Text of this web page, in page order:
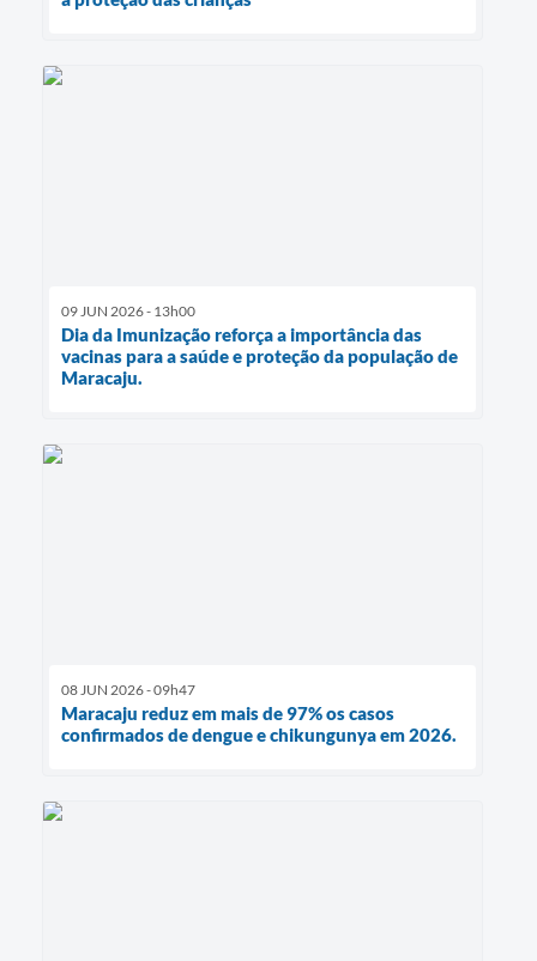
09 JUN 2026 - 13h00
Dia da Imunização reforça a importância das
vacinas para a saúde e proteção da população de
Maracaju.
08 JUN 2026 - 09h47
Maracaju reduz em mais de 97% os casos
confirmados de dengue e chikungunya em 2026.